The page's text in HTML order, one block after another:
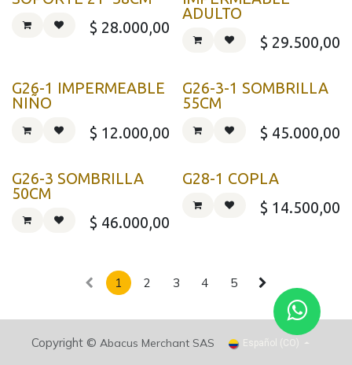
$ 28.000,00
ADULTO
$ 29.500,00
G26-1 IMPERMEABLE
NIÑO
$ 12.000,00
G26-3-1 SOMBRILLA
55CM
$ 45.000,00
G26-3 SOMBRILLA
50CM
$ 46.000,00
G28-1 COPLA
$ 14.500,00
1 2 3 4 5
Copyright © Abacus Merchant SAS Español (CO)